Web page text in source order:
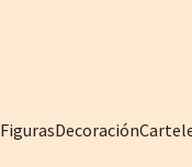
FigurasDecoración